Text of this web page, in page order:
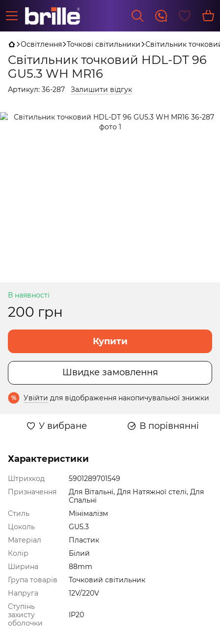
Освітлення Точкові світильники Світильник
Світильник точковий HDL-DT 96
GU5.3 WH MR16
Артикул: 36-287 Залишити відгук
В наявності
200 грн
Купити
Швидке замовлення
% Увійти для відображення накопичувальної знижки
У вибране В порівнянні
Характеристики
Штрихкод
5901289701549
Призначення
Для Вітальні, Для Натяжної стелі, Для
Спальні
Стиль
Мінімалізм
Цоколь
GU5.3
Матеріал
Пластик
Колір
Білий
Ширина
88mm
Група товарів
Точковий світильник
Напруга
12V/220V
Ступінь
захисту
оболочки
IP20